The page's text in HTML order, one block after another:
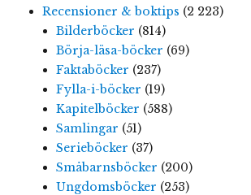
Recensioner & boktips (2 223)
Bilderböcker (814)
Börja-läsa-böcker (69)
Faktaböcker (237)
Fylla-i-böcker (19)
Kapitelböcker (588)
Samlingar (51)
Serieböcker (37)
Småbarnsböcker (200)
Ungdomsböcker (253)